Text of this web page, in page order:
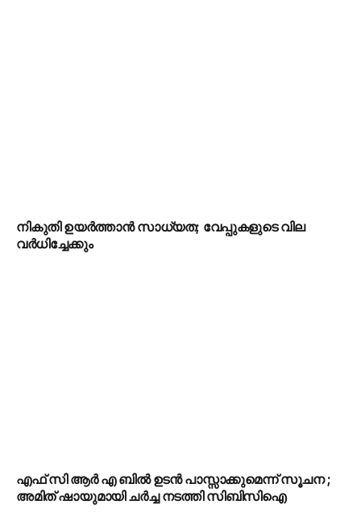
നികുതി ഉയർത്താൻ സാധ്യത; വേപ്പുകളുടെ വില
വർധിച്ചേക്കും
എഫ് സി ആർ എ ബിൽ ഉടൻ പാസ്സാക്കുമെന്ന് സൂചന ;
അമിത് ഷായുമായി ചർച്ച നടത്തി സിബിസിഐ